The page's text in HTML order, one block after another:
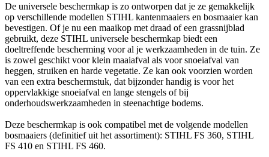
De universele beschermkap is zo ontworpen dat je ze gemakkelijk
op verschillende modellen STIHL kantenmaaiers en bosmaaier kan
bevestigen. Of je nu een maaikop met draad of een grassnijblad
gebruikt, deze STIHL universele beschermkap biedt een
doeltreffende bescherming voor al je werkzaamheden in de tuin. Ze
is zowel geschikt voor klein maaiafval als voor snoeiafval van
heggen, struiken en harde vegetatie. Ze kan ook voorzien worden
van een extra beschermstuk, dat bijzonder handig is voor het
oppervlakkige snoeiafval en lange stengels of bij
onderhoudswerkzaamheden in steenachtige bodems.
Deze beschermkap is ook compatibel met de volgende modellen
bosmaaiers (definitief uit het assortiment): STIHL FS 360, STIHL
FS 410 en STIHL FS 460.